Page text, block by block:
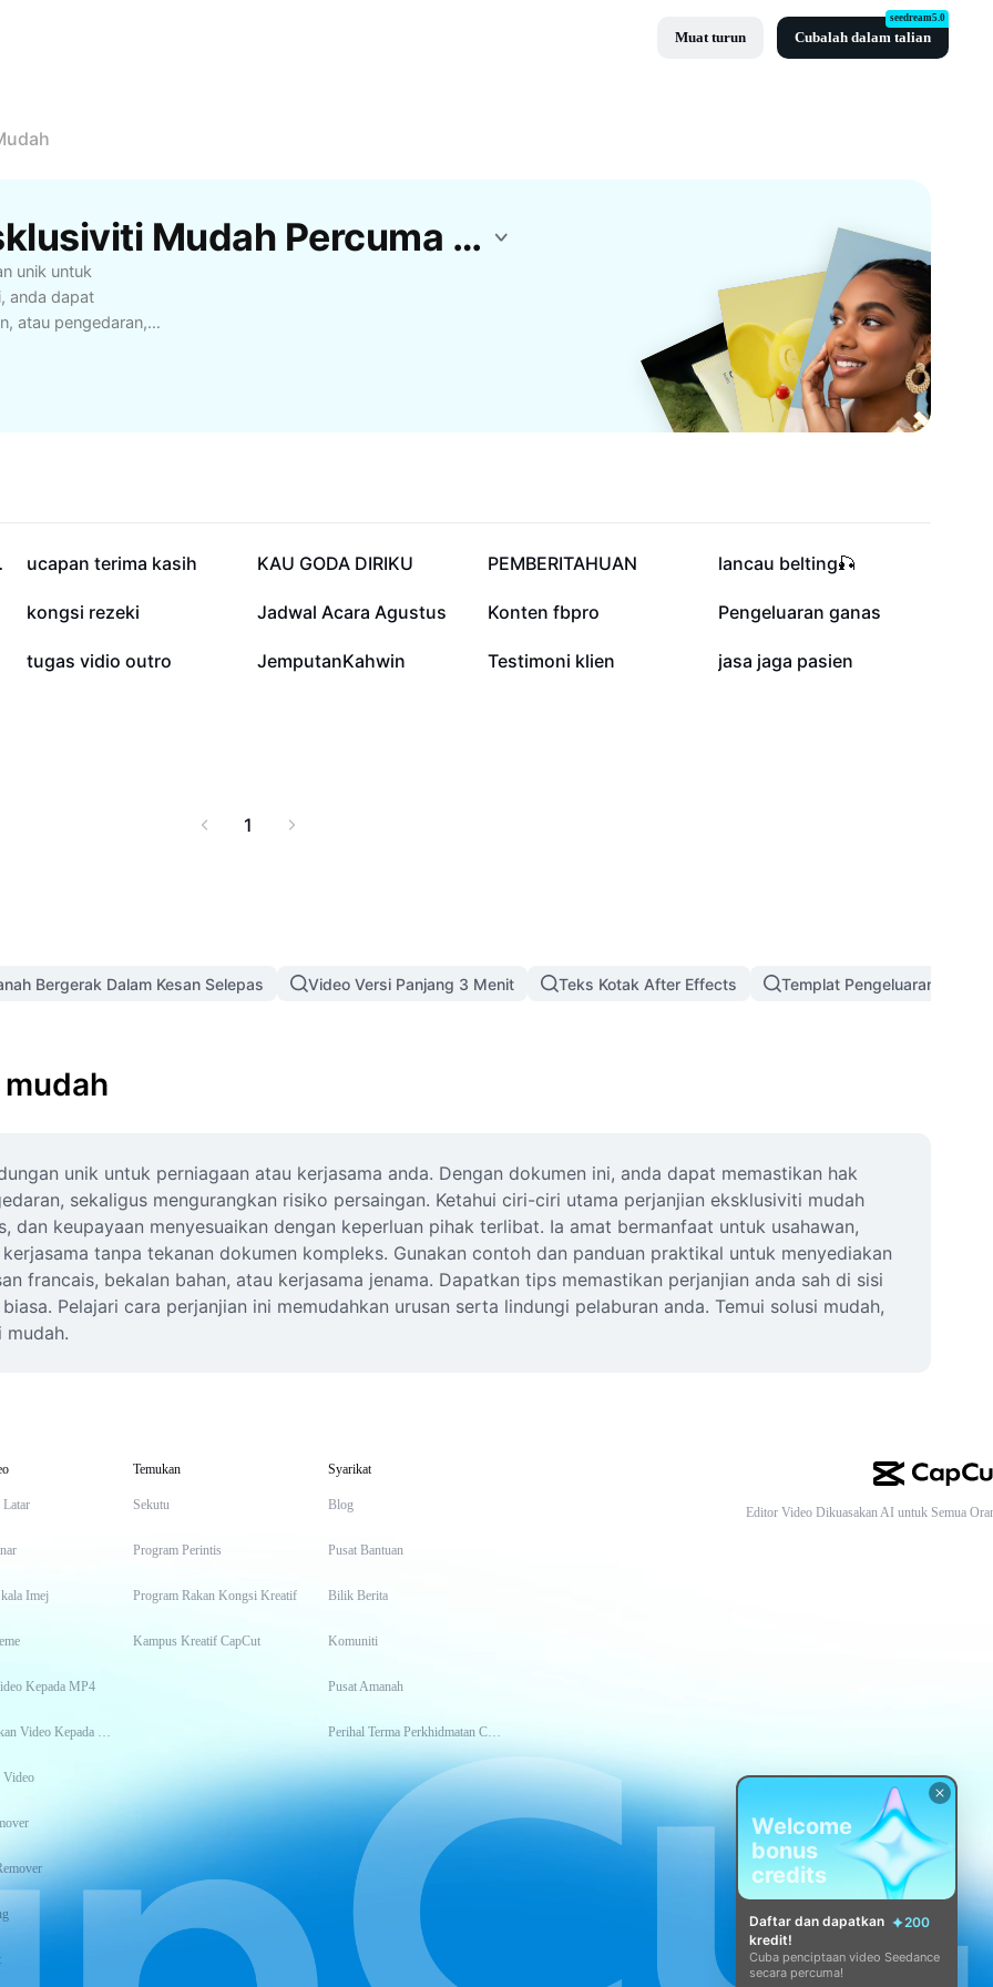
Muat turun Cubalah dalam talian
seedream5.0
Templat Perjanjian Eksklusiviti Mudah Percuma Oleh CapCut
unik untuk
anda dapat
atau pengedaran,
yang jelas, dan
Ia amat
eksklusiviti
kerjasama
di sisi undang-
perjanjian ini
solusi mudah,
26.5K
ucapan terima kasih 9K
KAU GODA DIRIKU 3.9K
PEMBERITAHUAN 2.9K
lancau belting🎣
1K
kongsi rezeki 978
Jadwal Acara Agustus 963
Konten fbpro 770
Pengeluaran ganas
189
tugas vidio outro 5
JemputanKahwin 2
Testimoni klien 1
jasa jaga pasien
1
Bergerak Dalam Kesan Selepas Video Versi Panjang 3 Menit Teks Kotak After Effects Templat Pengeluaran Video
unik untuk perniagaan atau kerjasama anda. Dengan dokumen ini, anda dapat memastikan hak
sekaligus mengurangkan risiko persaingan. Ketahui ciri-ciri utama perjanjian eksklusiviti mudah
keupayaan menyesuaikan dengan keperluan pihak terlibat. Ia amat bermanfaat untuk usahawan,
tanpa tekanan dokumen kompleks. Gunakan contoh dan panduan praktikal untuk menyediakan
francais, bekalan bahan, atau kerjasama jenama. Dapatkan tips memastikan perjanjian anda sah di sisi
Pelajari cara perjanjian ini memudahkan urusan serta lindungi pelaburan anda. Temui solusi mudah,
Imej
Kepada MP4
Transkripsikan Video Kepada Teks
Video
Temukan
Sekutu
Program Perintis
Program Rakan Kongsi Kreatif
Kampus Kreatif CapCut
Syarikat
Blog
Pusat Bantuan
Bilik Berita
Komuniti
Pusat Amanah
Perihal Terma Perkhidmatan CapCut
Editor Video Dikuasakan AI untuk Semua
Welcome
bonus
credits
Daftar dan dapatkan
200
kredit!
Cuba penciptaan video Seedance
secara percuma!